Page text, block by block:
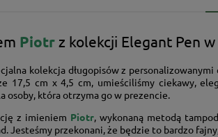
Piotr z kolekcji Elegant Pen
kolekcja długopisów z
17,5 cm x 4,5 cm, umieściliśmy ciekawy,
osoby, która otrzyma go w prezencie.
z imieniem Piotr, wykonaną metodą
Jesteśmy przekonani, że będzie to bardzo